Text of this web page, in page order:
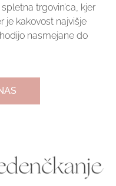
trgovin’ca, kjer
je kakovost najvišje
nasmejane do